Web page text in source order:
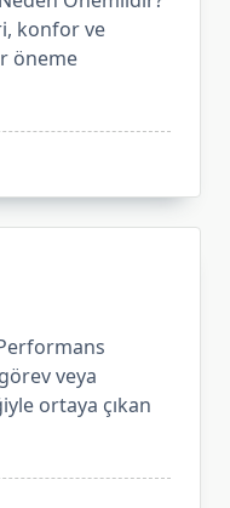
konfor ve
öneme
veya
ortaya çıkan